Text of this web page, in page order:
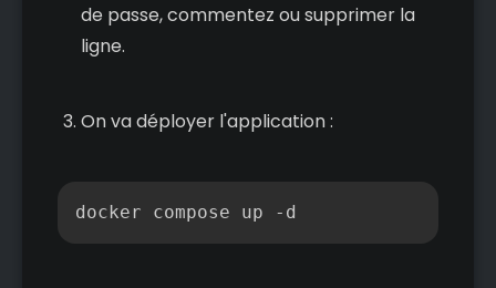
de passe, commentez ou supprimer la
ligne.
On va déployer l'application :
docker compose up -d